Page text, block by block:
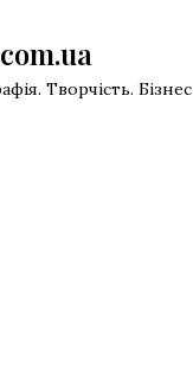
Творчість. Бізнес